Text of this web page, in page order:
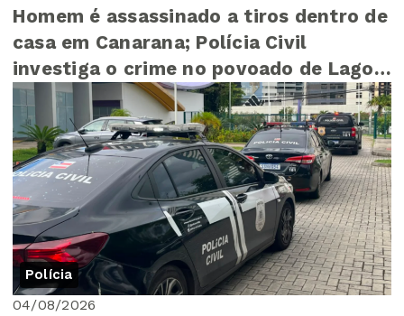
Homem é assassinado a tiros dentro de
casa em Canarana; Polícia Civil
investiga o crime no povoado de Lagoa
do Zeca
Polícia
04/08/2026